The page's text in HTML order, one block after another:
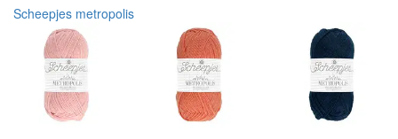
Scheepjes metropolis